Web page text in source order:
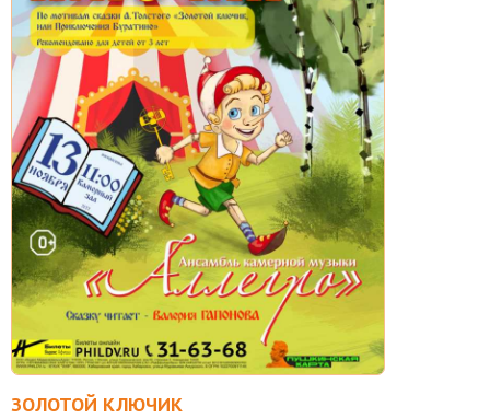
ЗОЛОТОЙ КЛЮЧИК